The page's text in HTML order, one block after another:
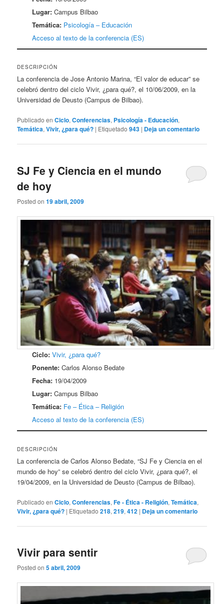
Lugar: Campus Bilbao
Temática: Psicología – Educación
Acceso al texto de la conferencia (ES)
DESCRIPCIÓN
La conferencia de Jose Antonio Marina, “El valor de educar” se
celebró dentro del ciclo Vivir, ¿para qué?, el 10/06/2009, en la
Universidad de Deusto (Campus de Bilbao).
Publicado en Ciclo,Conferencias, Psicología - Educación,
Temática,Vivir, ¿para qué? | Etiquetado 943 | Deja un comentario
SJ Fe y Ciencia en el mundo
de hoy
Posted on19 abril, 2009
Ciclo: Vivir, ¿para qué?
Ponente: Carlos Alonso Bedate
Fecha: 19/04/2009
Lugar: Campus Bilbao
Temática: Fe – Ética – Religión
Acceso al texto de la conferencia (ES)
DESCRIPCIÓN
La conferencia de Carlos Alonso Bedate, “SJ Fe y Ciencia en el
mundo de hoy” se celebró dentro del ciclo Vivir, ¿para qué?, el
19/04/2009, en la Universidad de Deusto (Campus de Bilbao).
Publicado en Ciclo,Conferencias,Fe - Ética - Religión,Temática,
Vivir, ¿para qué? | Etiquetado 218,219,412 | Deja un comentario
Vivir para sentir
Posted on5 abril, 2009